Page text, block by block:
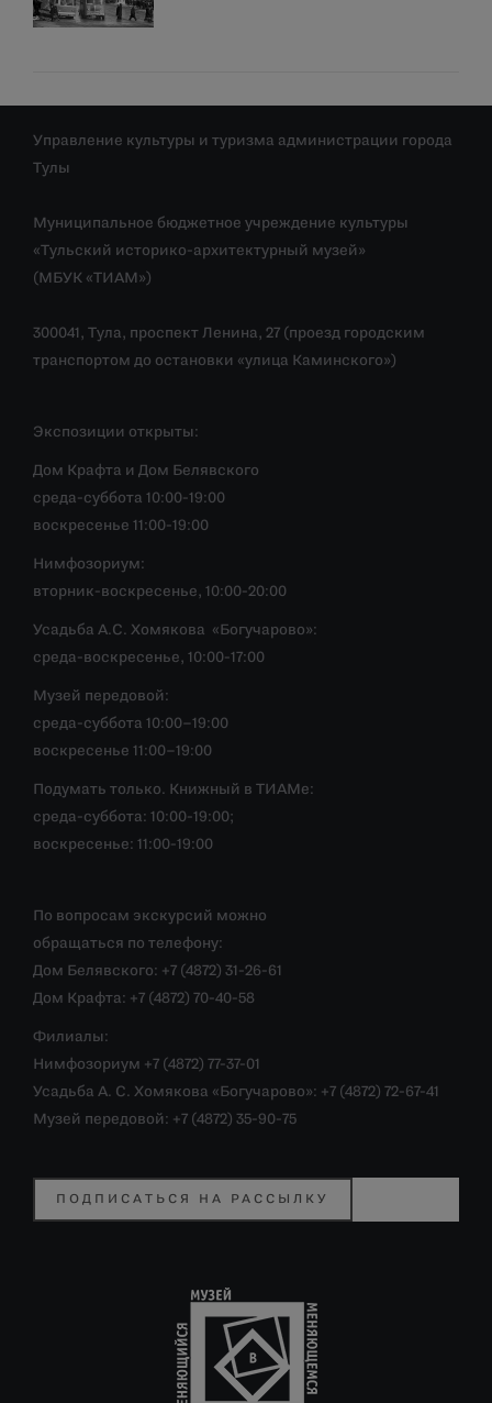
Управление культуры и туризма администрации города
Тулы
Муниципальное бюджетное учреждение культуры
«Тульский историко-архитектурный музей»
(МБУК «ТИАМ»)
300041, Тула, проспект Ленина, 27 (проезд городским
транспортом до остановки «улица Каминского»)
Экспозиции открыты:
Дом Крафта и Дом Белявского
среда-суббота 10:00-19:00
воскресенье 11:00-19:00
Нимфозориум:
вторник-воскресенье, 10:00-20:00
Усадьба А.С. Хомякова «Богучарово»:
среда-воскресенье, 10:00-17:00
Музей передовой:
среда-суббота 10:00–19:00
воскресенье 11:00–19:00
Подумать только. Книжный в ТИАМе:
среда-суббота: 10:00-19:00;
воскресенье: 11:00-19:00
По вопросам экскурсий можно
обращаться по телефону:
Дом Белявского: +7 (4872) 31-26-61
Дом Крафта: +7 (4872) 70-40-58
Филиалы:
Нимфозориум +7 (4872) 77-37-01
Усадьба А. С. Хомякова «Богучарово»: +7 (4872) 72-67-41
Музей передовой: +7 (4872) 35-90-75
ПОДПИСАТЬСЯ НА РАССЫЛКУ